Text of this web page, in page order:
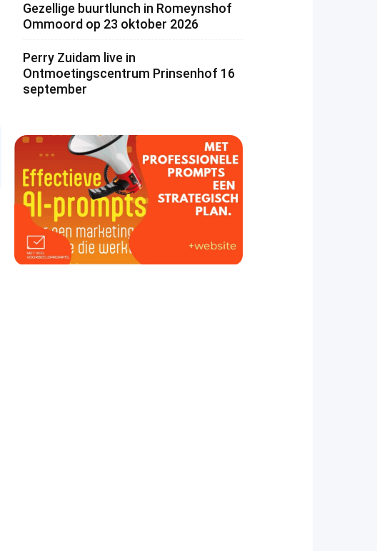
Gezellige buurtlunch in Romeynshof
Ommoord op 23 oktober 2026
Perry Zuidam live in
Ontmoetingscentrum Prinsenhof 16
september